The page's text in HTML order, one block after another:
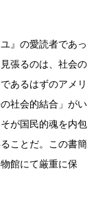
』の愛読者であっ
張るのは、社会の
あるはずのアメリ
社会的結合」がい
が国民的魂を内包
ことだ。この書簡
館にて厳重に保